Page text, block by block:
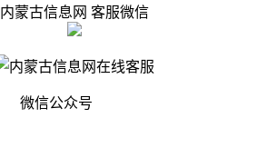
内蒙古信息网 客服微信
微信公众号